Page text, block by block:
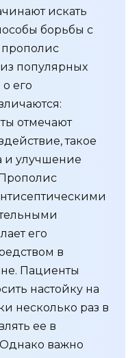
искать
борьбы с
популярных
его
отмечают
такое
и улучшение
его
в
Пациенты
настойку на
несколько раз в
ее в
важно